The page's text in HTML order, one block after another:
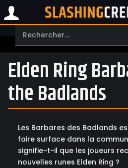
Elden Ring
the Badlands
Les Barbares des Badlands
faire surface dans la
signifie-t-il que les joueurs
nouvelles runes Elden Ring ?